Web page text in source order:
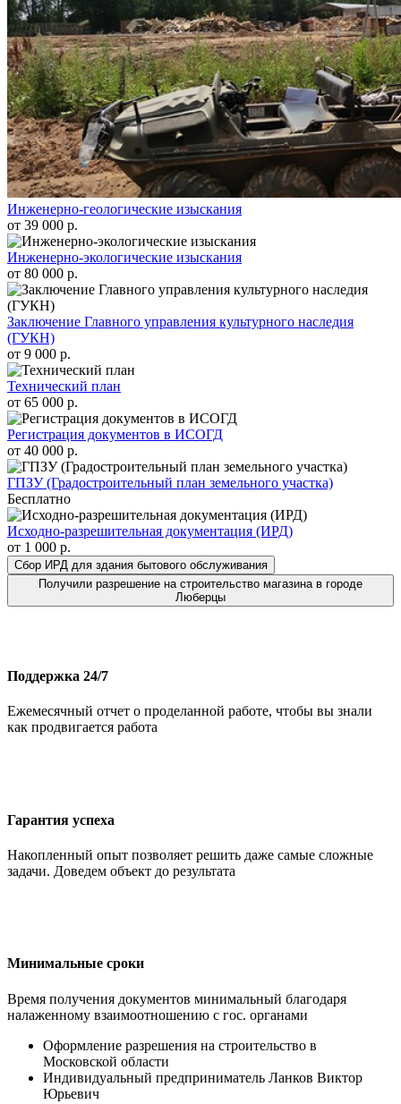
Инженерно-геологические изыскания
от 39 000 р.
Инженерно-экологические изыскания
от 80 000 р.
Заключение Главного управления культурного наследия
(ГУКН)
от 9 000 р.
Технический план
от 65 000 р.
Регистрация документов в ИСОГД
от 40 000 р.
ГПЗУ (Градостроительный план земельного участка)
Бесплатно
Исходно-разрешительная документация (ИРД)
от 1 000 р.
Сбор ИРД для здания бытового обслуживания
Получили разрешение на строительство магазина в городе
Люберцы
Поддержка 24/7
Ежемесячный отчет о проделанной работе, чтобы вы знали
как продвигается работа
Гарантия успеха
Накопленный опыт позволяет решить даже самые сложные
задачи. Доведем объект до результата
Минимальные сроки
Время получения документов минимальный благодаря
налаженному взаимоотношению с гос. органами
Оформление разрешения на строительство в
Московской области
Индивидуальный предприниматель Ланков Виктор
Юрьевич